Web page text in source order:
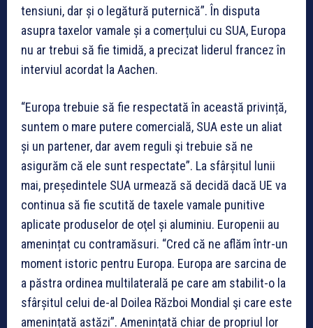
tensiuni, dar și o legătură puternică”. În disputa
asupra taxelor vamale și a comerțului cu SUA, Europa
nu ar trebui să fie timidă, a precizat liderul francez în
interviul acordat la Aachen.
“Europa trebuie să fie respectată în această privință,
suntem o mare putere comercială, SUA este un aliat
și un partener, dar avem reguli şi trebuie să ne
asigurăm că ele sunt respectate”. La sfârșitul lunii
mai, președintele SUA urmează să decidă dacă UE va
continua să fie scutită de taxele vamale punitive
aplicate produselor de oţel și aluminiu. Europenii au
amenințat cu contramăsuri. “Cred că ne aflăm într-un
moment istoric pentru Europa. Europa are sarcina de
a păstra ordinea multilaterală pe care am stabilit-o la
sfârșitul celui de-al Doilea Război Mondial şi care este
amenințată astăzi”. Amenințată chiar de propriul lor